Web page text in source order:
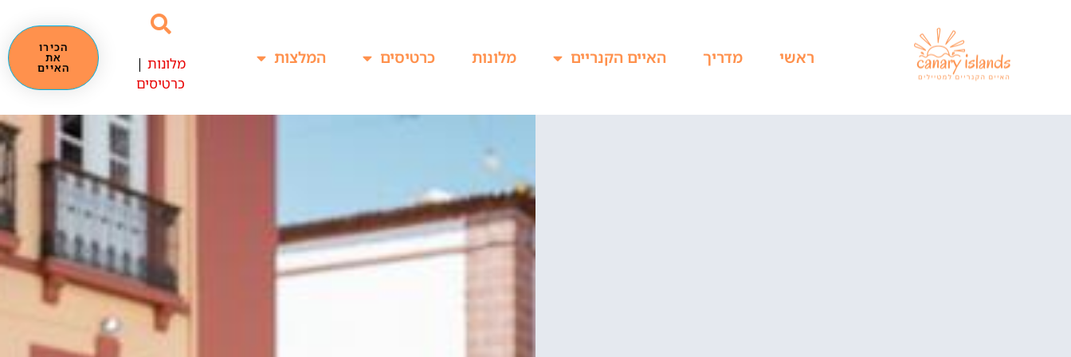
ראשי מדריך האיים הקנריים מלונות כרטיסים המלצות מלונות |
כרטיסים
הכירו
את
האיים